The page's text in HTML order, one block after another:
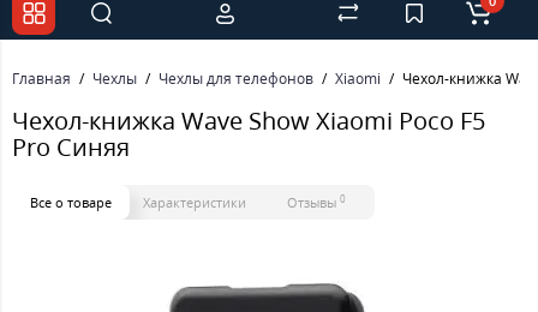
Главная Чехлы Чехлы для телефонов Xiaomi Чехол-книжка
Чехол-книжка Wave Show Xiaomi Poco F5
Pro Синяя
Все о товаре Характеристики Отзывы 0